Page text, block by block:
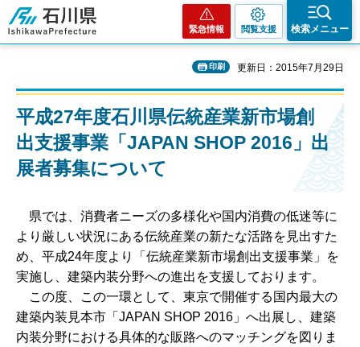
石川県
緊急情報 閲覧支援 検索メニュー
印刷 更新日：2015年7月29日
平成27年度石川県伝統産業新市場創
出支援事業「JAPAN SHOP 2016」出
展者募集について
県では、消費者ニーズの多様化や国内消費の低迷等に
より厳しい状況にある伝統産業の新たな活路を見出すた
め、平成24年度より「伝統産業新市場創出支援事業」を
実施し、建築内装分野への進出を支援しております。
この度、この一環として、東京で開催する国内最大の
建築内装見本市「JAPAN SHOP 2016」へ出展し、建築
内装分野における具体的な販路へのマッチングを図りま